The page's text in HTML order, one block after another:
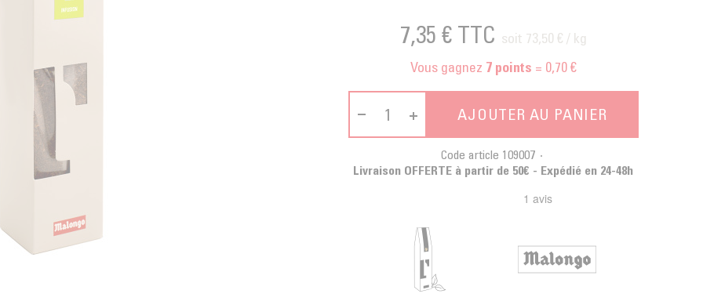
7,35 € TTC soit 73,50 € / kg
Vous gagnez 7points = 0,70 €
AJOUTER AU PANIER
Code article 109007
Livraison OFFERTE à partir de 50€ - Expédié en 24-48h